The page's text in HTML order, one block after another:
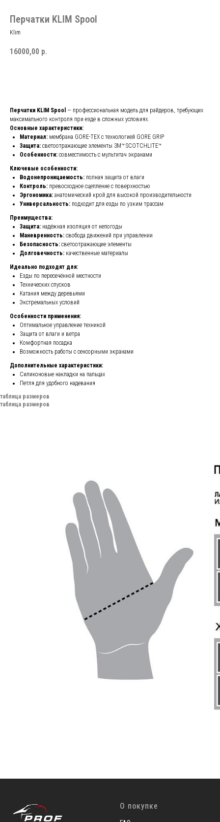
Перчатки KLIM Spool
Klim
16000,00 р.
Перчатки KLIM Spool — профессиональная модель для райдеров, требующих
максимального контроля при езде в сложных условиях.
Основные характеристики:
Материал: мембрана GORE-TEX с технологией GORE GRIP
Защита: светоотражающие элементы 3M™ SCOTCHLITE™
Особенности: совместимость с мультитач экранами
Ключевые особенности:
Водонепроницаемость: полная защита от влаги
Контроль: превосходное сцепление с поверхностью
Эргономика: анатомический крой для высокой производительности
Универсальность: подходит для езды по узким трассам
Преимущества:
Защита: надёжная изоляция от непогоды
Маневренность: свобода движений при управлении
Безопасность: светоотражающие элементы
Долговечность: качественные материалы
Идеально подходят для:
Езды по пересечённой местности
Технических спусков
Катания между деревьями
Экстремальных условий
Особенности применения:
Оптимальное управление техникой
Защита от влаги и ветра
Комфортная посадка
Возможность работы с сенсорными экранами
Дополнительные характеристики:
Силиконовые накладки на пальцах
Петля для удобного надевания
таблица размеров
таблица размеров
О покупке